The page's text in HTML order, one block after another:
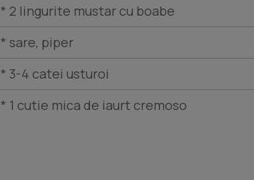
* 2 lingurite mustar cu boabe
* sare, piper
* 3-4 catei usturoi
* 1 cutie mica de iaurt cremoso